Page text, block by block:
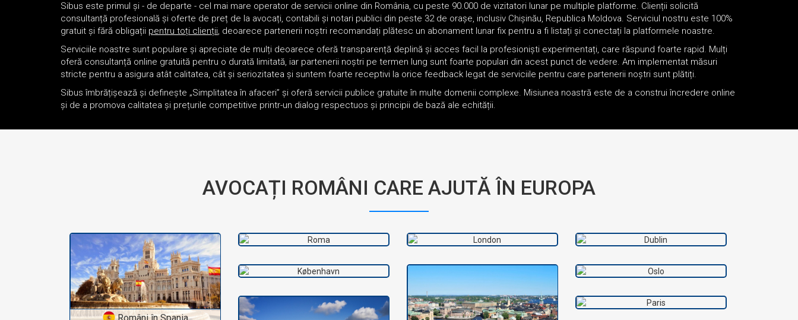
Sibus este primul și - de departe - cel mai mare operator de servicii online din România, cu peste 90.000 de vizitatori lunar pe multiple platforme. Clienții solicită
consultanță profesională și oferte de preț de la avocați, contabili și notari publici din peste 32 de orașe, inclusiv Chișinău, Republica Moldova. Serviciul nostru este 100%
gratuit și fără obligații pentru toți clienții, deoarece partenerii noștri recomandați plătesc un abonament lunar fix pentru a fi listați și conectați la platformele noastre.
Serviciile noastre sunt populare și apreciate de mulți deoarece oferă transparență deplină și acces facil la profesioniști experimentați, care răspund foarte rapid. Mulți
oferă consultanță online gratuită pentru o durată limitată, iar partenerii noștri pe termen lung sunt foarte populari din acest punct de vedere. Am implementat măsuri
stricte pentru a asigura atât calitatea, cât și seriozitatea și suntem foarte receptivi la orice feedback legat de serviciile pentru care partenerii noștri sunt plătiți.
Sibus îmbrățișează și definește „Simplitatea în afaceri” și oferă servicii publice gratuite în multe domenii complexe. Misiunea noastră este de a construi încredere online
și de a promova calitatea și prețurile competitive printr-un dialog respectuos și principii de bază ale echității.
AVOCAȚI ROMÂNI CARE AJUTĂ ÎN EUROPA
Români în Spania Români în Italia Români în Marea Britanie